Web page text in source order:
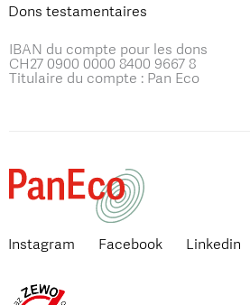
Dons testamentaires
IBAN du compte pour les dons
CH27 0900 0000 8400 9667 8
Titulaire du compte : Pan Eco
Instagram Facebook Linkedin